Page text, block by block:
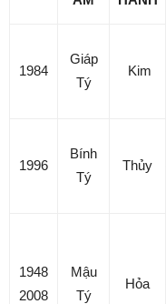
1984
Giáp
Tý
Kim
1996
Bính
Tý
Thủy
1948
2008
Mậu
Tý
Hỏa